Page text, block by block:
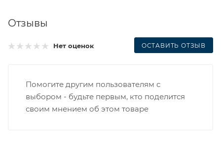
Отзывы
Нет оценок ОСТАВИТЬ ОТЗЫВ
Помогите другим пользователям с
выбором - будьте первым, кто поделится
своим мнением об этом товаре